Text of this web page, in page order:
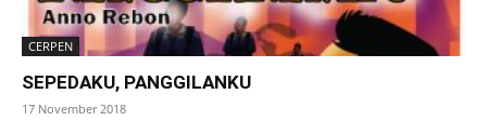
CERPEN
SEPEDAKU, PANGGILANKU
17 November 2018